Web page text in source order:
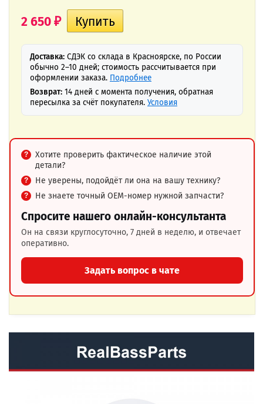
2 650 ₽
Доставка: СДЭК со склада в Красноярске, по России
обычно 2–10 дней; стоимость рассчитывается при
оформлении заказа. Подробнее
Возврат: 14 дней с момента получения, обратная
пересылка за счёт покупателя. Условия
Хотите проверить фактическое наличие этой
детали?
Не уверены, подойдёт ли она на вашу технику?
Не знаете точный OEM-номер нужной запчасти?
Спросите нашего онлайн-консультанта
Он на связи круглосуточно, 7 дней в неделю, и отвечает
оперативно.
Задать вопрос в чате